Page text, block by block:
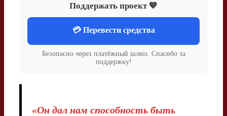
Поддержать проект 💙
💳 Перевести средства
Безопасно через платёжный шлюз. Спасибо за
поддержку!
«Он дал нам способность быть